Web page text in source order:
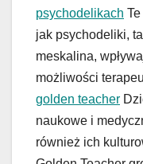
psychodelikach
jak psychodeliki,
meskalina,
możliwości
golden teacher
naukowe i
również ich